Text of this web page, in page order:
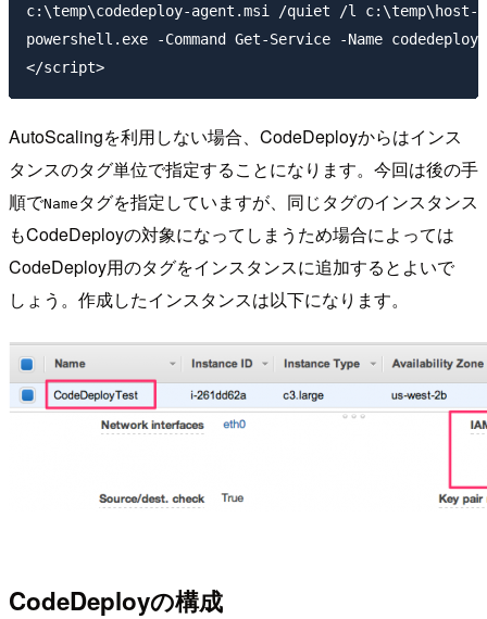
c:\temp\codedeploy-agent.msi /quiet /l
powershell.exe -Command Get-Service -Name
AutoScalingを利用しない場合、CodeDeployからはインス
タンスのタグ単位で指定することになります。今回は後の手
順でName タグを指定していますが、同じタグのインスタンス
もCodeDeployの対象になってしまうため場合によっては
CodeDeploy用のタグをインスタンスに追加するとよいで
しょう。作成したインスタンスは以下になります。
CodeDeployの構成